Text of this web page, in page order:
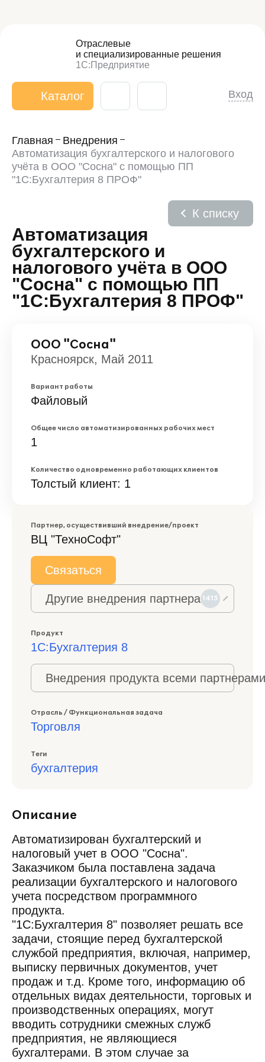
Отраслевые
и специализированные решения
1С:Предприятие
Каталог Вход
Главная
Внедрения
Автоматизация бухгалтерского и налогового
учёта в ООО "Сосна" с помощью ПП
"1С:Бухгалтерия 8 ПРОФ"
Автоматизация
бухгалтерского и
налогового учёта в ООО
"Сосна" с помощью ПП
"1С:Бухгалтерия 8 ПРОФ"
К списку
ООО "Сосна"
Красноярск, Май 2011
Вариант работы
Файловый
Общее число автоматизированных рабочих мест
1
Количество одновременно работающих клиентов
Толстый клиент: 1
Партнер, осуществивший внедрение/проект
ВЦ "ТехноСофт"
Связаться
Другие внедрения партнера 1415
Продукт
1С:Бухгалтерия 8
Внедрения продукта всеми
Отрасль / Функциональная задача
Торговля
Теги
бухгалтерия
Описание
Автоматизирован бухгалтерский и
налоговый учет в ООО "Сосна".
Заказчиком была поставлена задача
реализации бухгалтерского и налогового
учета посредством программного
продукта.
"1С:Бухгалтерия 8" позволяет решать все
задачи, стоящие перед бухгалтерской
службой предприятия, включая, например,
выписку первичных документов, учет
продаж и т.д. Кроме того, информацию об
отдельных видах деятельности, торговых и
производственных операциях, могут
вводить сотрудники смежных служб
предприятия, не являющиеся
бухгалтерами. В этом случае за